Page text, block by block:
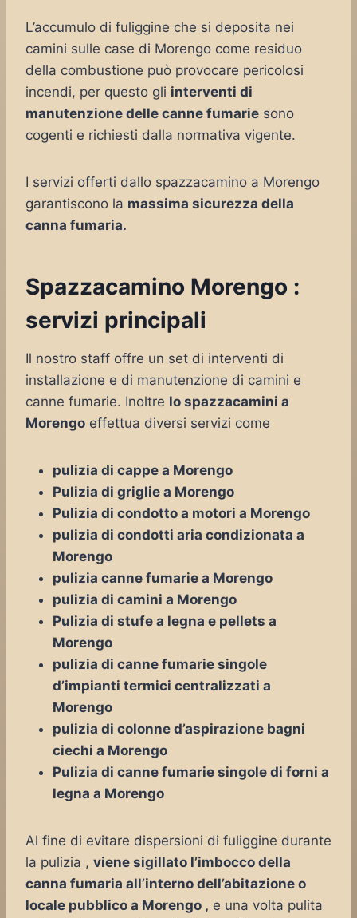
L’accumulo di fuliggine che si deposita nei
camini sulle case di Morengo come residuo
della combustione può provocare pericolosi
incendi, per questo gli interventi di
manutenzione delle canne fumarie sono
cogenti e richiesti dalla normativa vigente.
I servizi offerti dallo spazzacamino a Morengo
garantiscono la massima sicurezza della
canna fumaria.
Spazzacamino Morengo :
servizi principali
Il nostro staff offre un set di interventi di
installazione e di manutenzione di camini e
canne fumarie. Inoltre lo spazzacamini a
Morengo effettua diversi servizi come
pulizia di cappe a Morengo
Pulizia di griglie a Morengo
Pulizia di condotto a motori a Morengo
pulizia di condotti aria condizionata a
Morengo
pulizia canne fumarie a Morengo
pulizia di camini a Morengo
Pulizia di stufe a legna e pellets a
Morengo
pulizia di canne fumarie singole
d’impianti termici centralizzati a
Morengo
pulizia di colonne d’aspirazione bagni
ciechi a Morengo
Pulizia di canne fumarie singole di forni a
legna a Morengo
Al fine di evitare dispersioni di fuliggine durante
la pulizia , viene sigillato l’imbocco della
canna fumaria all’interno dell’abitazione o
locale pubblico a Morengo , e una volta pulita